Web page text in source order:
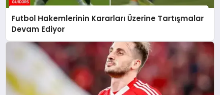
Futbol Hakemlerinin Kararları Üzerine Tartışmalar
Devam Ediyor